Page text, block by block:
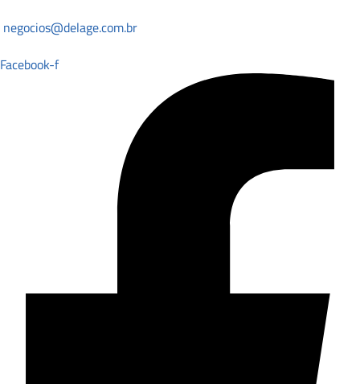
negocios@delage.com.br
Facebook-f